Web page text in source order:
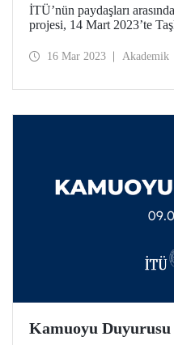
İTÜ’nün paydaşları
projesi, 14 Mart 2023’te
Osmanlı’dan günümüze
16 Mar 2023 Akademik
Kamuoyu Duyurusu